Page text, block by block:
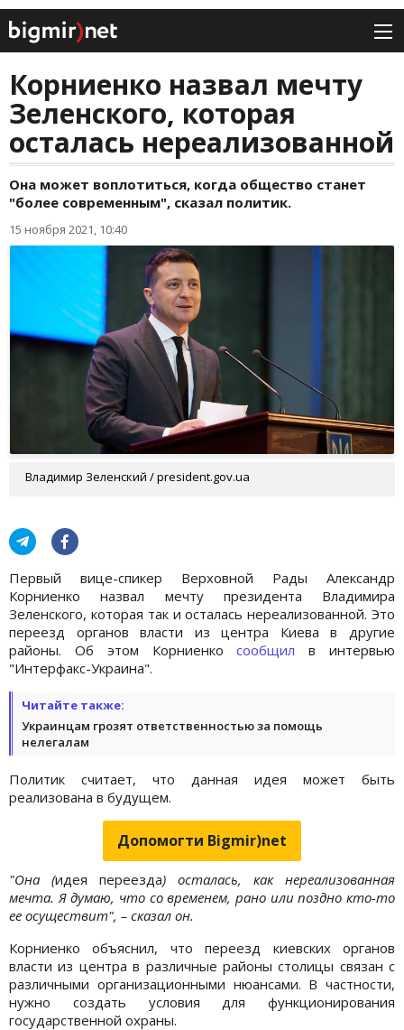
Корниенко назвал мечту
Зеленского, которая
осталась нереализованной
Она может воплотиться, когда общество станет
"более современным", сказал политик.
15 ноября 2021, 10:40
Владимир Зеленский / president.gov.ua
Первый вице-спикер Верховной Рады Александр
Корниенко назвал мечту президента Владимира
Зеленского, которая так и осталась нереализованной. Это
переезд органов власти из центра Киева в другие
районы. Об этом Корниенкосообщил в интервью
"Интерфакс-Украина".
Читайте также:
Украинцам грозят ответственностью за помощь
нелегалам
Политик считает, что данная идея может быть
реализована в будущем.
Допомогти Bigmir)net
"Она (идея переезда) осталась, как нереализованная
мечта. Я думаю, что со временем, рано или поздно кто-то
ее осуществит", – сказал он.
Корниенко объяснил, что переезд киевских органов
власти из центра в различные районы столицы связан с
различными организационными нюансами. В частности,
нужно создать условия для функционирования
государственной охраны.